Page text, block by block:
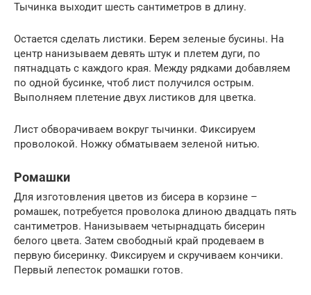
Тычинка выходит шесть сантиметров в длину.
Остается сделать листики. Берем зеленые бусины. На
центр нанизываем девять штук и плетем дуги, по
пятнадцать с каждого края. Между рядками добавляем
по одной бусинке, чтоб лист получился острым.
Выполняем плетение двух листиков для цветка.
Лист обворачиваем вокруг тычинки. Фиксируем
проволокой. Ножку обматываем зеленой нитью.
Ромашки
Для изготовления цветов из бисера в корзине –
ромашек, потребуется проволока длиною двадцать пять
сантиметров. Нанизываем четырнадцать бисерин
белого цвета. Затем свободный край продеваем в
первую бисеринку. Фиксируем и скручиваем кончики.
Первый лепесток ромашки готов.